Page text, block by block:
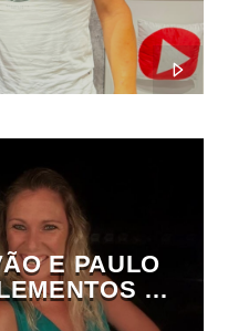
E PAULO
DA
ON FM